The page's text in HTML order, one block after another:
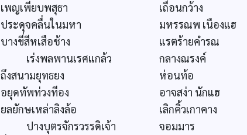
เพญเพียบพสุธา
เถื่อนกว้าง
ประดุจคลื่นในมหา
มหรรณพ เนืองแฮ
บางขี่สีหเสือช้าง
แรตร้ายคำรณ
เร่งพลพานเรศแกล้ว
กลางณรงค์
ถึงสนามยุทธยง
ห่อนท้อ
อยุดทัพท่วงทีอง
อาจสง่า นักแฮ
ยลยักษเหล่าลิงล้อ
เลิกคิ้วเกาคาง
ปางบุตรจักรวรรดิเจ้า
จอมมาร